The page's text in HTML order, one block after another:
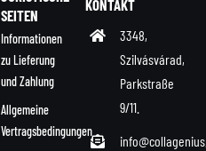
SEITEN
Informationen
zu Lieferung
und Zahlung
Allgemeine
Vertragsbedingungen
KONTAKT
3348,
Szilvásvárad,
Parkstraße
9/11.